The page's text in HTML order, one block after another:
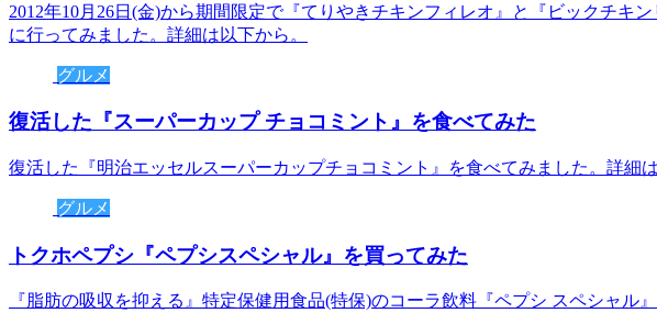
2012年10月26日(金)から期間限定で『てりやきチキンフィレオ』と『ビックチキ
に行ってみました。詳細は以下から。
グルメ
復活した『スーパーカップ チョコミント』を食べてみた
復活した『明治エッセルスーパーカップチョコミント』を食べてみました。詳細は
グルメ
トクホペプシ『ペプシスペシャル』を買ってみた
『脂肪の吸収を抑える』特定保健用食品(特保)のコーラ飲料『ペプシ スペシャル